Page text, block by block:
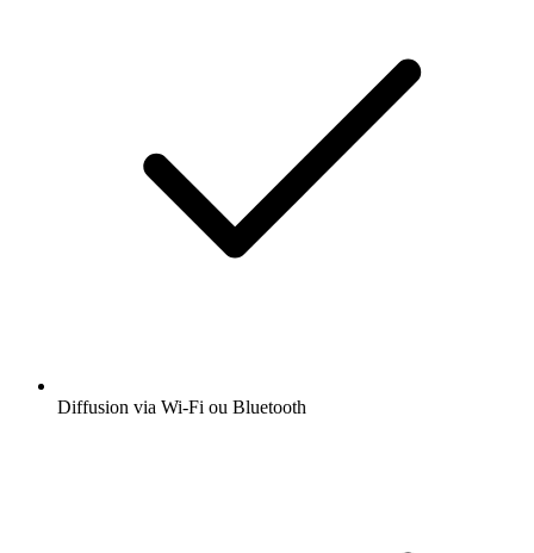
Diffusion via Wi-Fi ou Bluetooth